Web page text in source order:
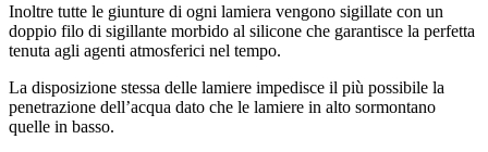
Inoltre tutte le giunture di ogni lamiera vengono sigillate con un
doppio filo di sigillante morbido al silicone che garantisce la perfetta
tenuta agli agenti atmosferici nel tempo.
La disposizione stessa delle lamiere impedisce il più possibile la
penetrazione dell’acqua dato che le lamiere in alto sormontano
quelle in basso.